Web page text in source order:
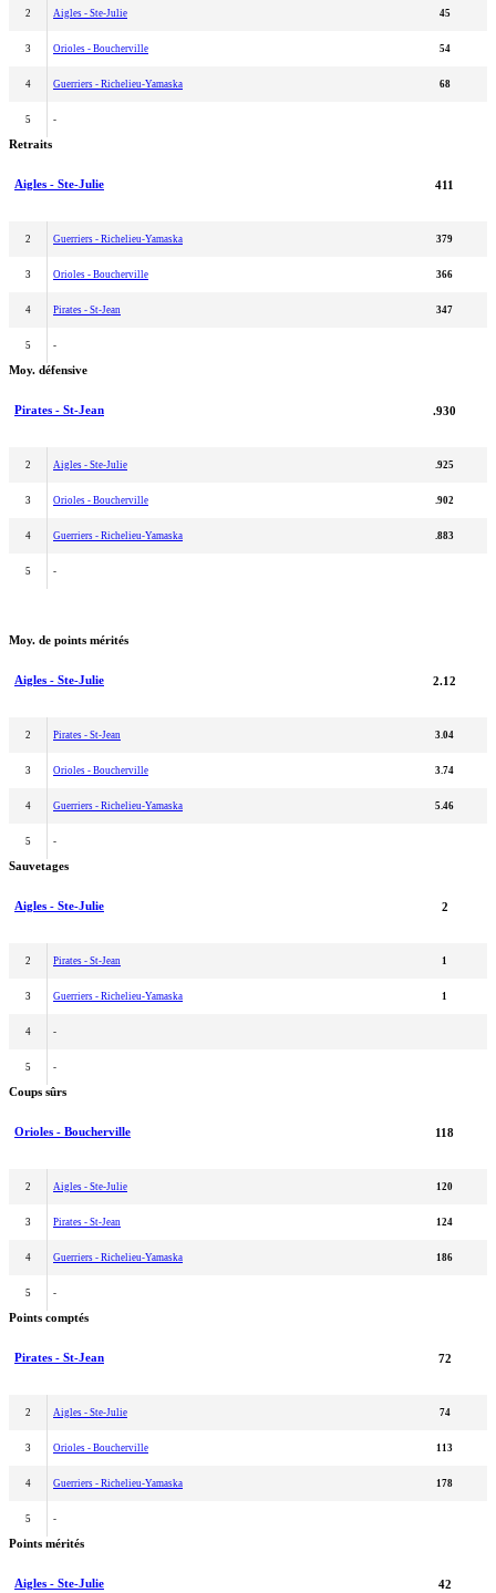
2 Aigles - Ste-Julie 45
3 Orioles - Boucherville 54
4 Guerriers - Richelieu-Yamaska 68
5 -
Retraits
Aigles - Ste-Julie 411
2 Guerriers - Richelieu-Yamaska 379
3 Orioles - Boucherville 366
4 Pirates - St-Jean 347
5 -
Moy. défensive
Pirates - St-Jean .930
2 Aigles - Ste-Julie .925
3 Orioles - Boucherville .902
4 Guerriers - Richelieu-Yamaska .883
5 -
Moy. de points mérités
Aigles - Ste-Julie 2.12
2 Pirates - St-Jean 3.04
3 Orioles - Boucherville 3.74
4 Guerriers - Richelieu-Yamaska 5.46
5 -
Sauvetages
Aigles - Ste-Julie 2
2 Pirates - St-Jean 1
3 Guerriers - Richelieu-Yamaska 1
4 -
5 -
Coups sûrs
Orioles - Boucherville 118
2 Aigles - Ste-Julie 120
3 Pirates - St-Jean 124
4 Guerriers - Richelieu-Yamaska 186
5 -
Points comptés
Pirates - St-Jean 72
2 Aigles - Ste-Julie 74
3 Orioles - Boucherville 113
4 Guerriers - Richelieu-Yamaska 178
5 -
Points mérités
Aigles - Ste-Julie 42